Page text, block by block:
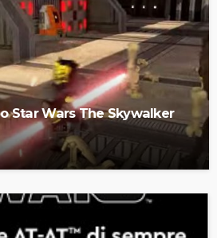
Star Wars The Skywalker